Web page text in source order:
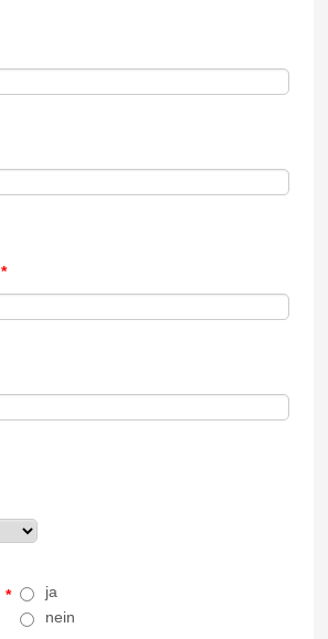
*
*
ja
nein